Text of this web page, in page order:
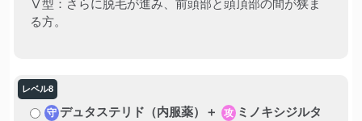
Ⅴ型：さらに脱毛が進み、前頭部と頭頂部の間が狭ま
る方。
守 デュタステリド（内服薬）＋ 攻 ミノキシジルタ